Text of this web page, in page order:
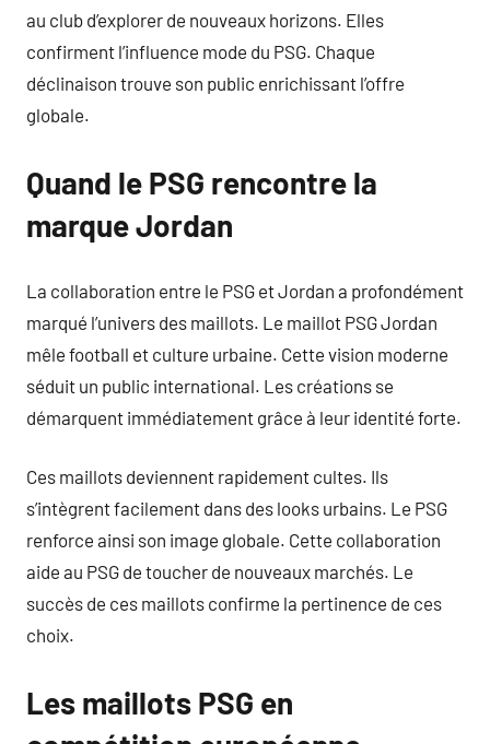
au club d’explorer de nouveaux horizons. Elles
confirment l’influence mode du PSG. Chaque
déclinaison trouve son public enrichissant l’offre
globale.
Quand le PSG rencontre la
marque Jordan
La collaboration entre le PSG et Jordan a profondément
marqué l’univers des maillots. Le maillot PSG Jordan
mêle football et culture urbaine. Cette vision moderne
séduit un public international. Les créations se
démarquent immédiatement grâce à leur identité forte.
Ces maillots deviennent rapidement cultes. Ils
s’intègrent facilement dans des looks urbains. Le PSG
renforce ainsi son image globale. Cette collaboration
aide au PSG de toucher de nouveaux marchés. Le
succès de ces maillots confirme la pertinence de ces
choix.
Les maillots PSG en